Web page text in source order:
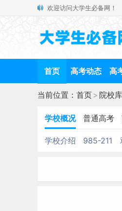
欢迎访问大学生必备网！
首页 高考动态 高
当前位置： 首页> 院校库
学校概况 普通高考
学校介绍 985-211